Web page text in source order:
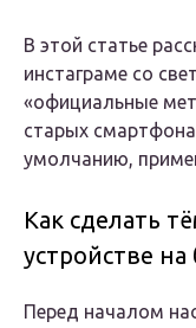
В этой статье
инстаграме со
«официальные
старых
умолчанию,
Как сделать
устройстве на
Перед началом